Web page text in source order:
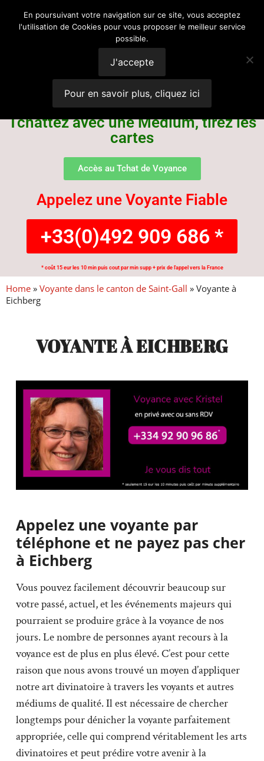
Voyance
Suisse
Tchattez avec une Médium, tirez les
cartes
Accès au Tchat de Voyance
Appelez une Voyante Fiable
+33(0)492 909 686 *
* coût 15 eur les 10 min puis cout par min supp + prix de l'appel vers la France
Home » Voyante dans le canton de Saint-Gall » Voyante à
Eichberg
VOYANTE À EICHBERG
Appelez une voyante par
téléphone et ne payez pas cher
à Eichberg
Vous pouvez facilement découvrir beaucoup sur
votre passé, actuel, et les événements majeurs qui
pourraient se produire grâce à la voyance de nos
jours. Le nombre de personnes ayant recours à la
voyance est de plus en plus élevé. C’est pour cette
raison que nous avons trouvé un moyen d’appliquer
notre art divinatoire à travers les voyants et autres
médiums de qualité. Il est nécessaire de chercher
longtemps pour dénicher la voyante parfaitement
appropriée, celle qui comprend véritablement les arts
divinatoires et peut prédire votre avenir à la
En poursuivant votre navigation sur ce site, vous acceptez
l'utilisation de Cookies pour vous proposer le meilleur service
possible.
J'accepte
Pour en savoir plus, cliquez ici